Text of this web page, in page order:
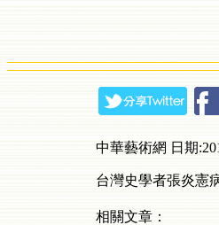
中華藝術網 日期
台灣史學者張炎憲
相關文章：